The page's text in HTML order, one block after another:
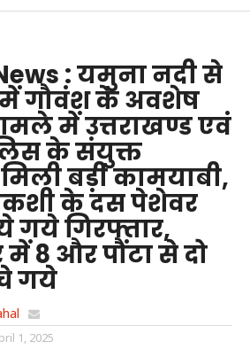
: यमुना नदी से
में गौवंश के अवशेष
में उत्तराखण्ड एवं
के संयुक्त
बड़ी कामयाबी,
के दस पेशेवर
गये गिरफ्तार,
8 और पौंटा से दो
गये
1, 2025